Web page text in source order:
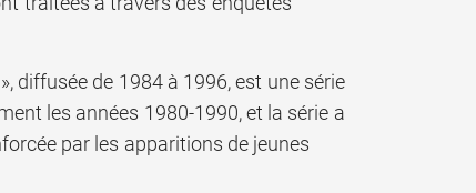
diffusée de 1984 à 1996, est une série
les années 1980-1990, et la série a
par les apparitions de jeunes